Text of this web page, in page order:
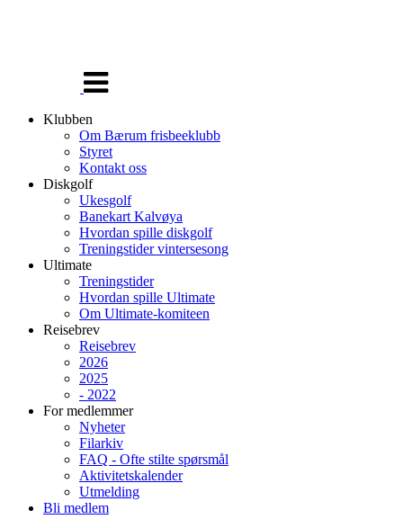
navigasjon
Klubben
Om Bærum frisbeeklubb
Styret
Kontakt oss
Diskgolf
Ukesgolf
Banekart Kalvøya
Hvordan spille diskgolf
Treningstider vintersesong
Ultimate
Treningstider
Hvordan spille Ultimate
Om Ultimate-komiteen
Reisebrev
Reisebrev
2026
2025
- 2022
For medlemmer
Nyheter
Filarkiv
FAQ - Ofte stilte spørsmål
Aktivitetskalender
Utmelding
Bli medlem